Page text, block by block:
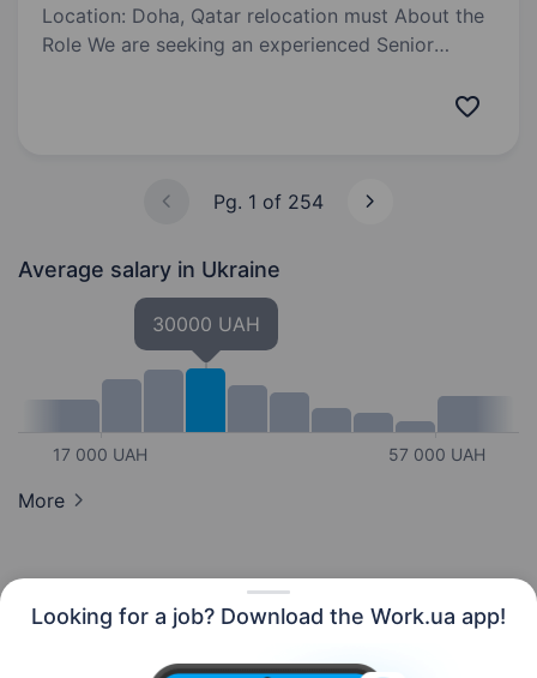
Looking for a job? Download the Work.ua app!
Location: Doha, Qatar relocation must About the
Role We are seeking an experienced Senior
residential villas and turnkey interior projects.
Pg. 1 of 254
Average salary in Ukraine
17 000 UAH
30000 UAH
57 000 UAH
More